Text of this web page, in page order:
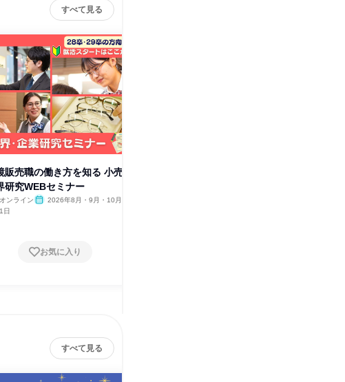
すべて見る
販売職の働き方を知る 小売
研究WEBセミナー
オンライン
2026年8月・9月・10月
1日
お気に入り
すべて見る